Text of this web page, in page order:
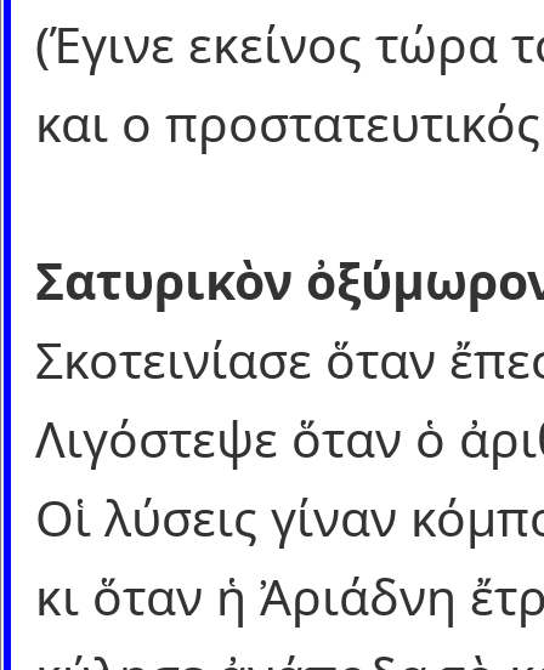
(Έγινε εκείνος τώρα
και ο
Σατυρικὸν
Σκοτεινίασε ὅταν
Λιγόστεψε ὅταν ὁ
Οἱ λύσεις γίναν
κι ὅταν ἡ Ἀριάδνη